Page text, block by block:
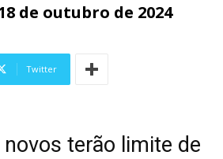
de outubro de 2024
Twitter
terão limite de